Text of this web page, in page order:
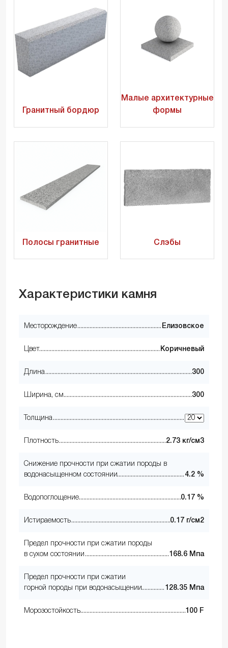
Гранитный бордюр
Малые архитектурные
формы
Полосы гранитные Слэбы
Характеристики камня
Месторождение Елизовское
Цвет Коричневый
Длина 300
Ширина, см 300
Толщина
Плотность 2.73 кг/см3
Снижение прочности при сжатии породы в
водонасыщенном состоянии
4.2 %
Водопоглощение 0.17 %
Истираемость 0.17 г/см2
Предел прочности при сжатии породы
в сухом состоянии
168.6 Мпа
Предел прочности при сжатии
горной породы при водонасыщении
128.35 Мпа
Морозостойкость 100 F